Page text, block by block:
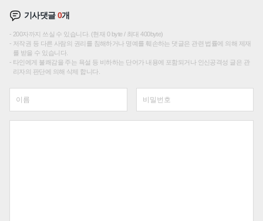
기사댓글0개
200자까지 쓰실 수 있습니다. (현재 0 byte / 최대 400byte)
저작권 등 다른 사람의 권리를 침해하거나 명예를 훼손하는 댓글은 관련 법률에 의해 제재
를 받을 수 있습니다.
타인에게 불쾌감을 주는 욕설 등 비하하는 단어가 내용에 포함되거나 인신공격성 글은 관
리자의 판단에 의해 삭제 합니다.